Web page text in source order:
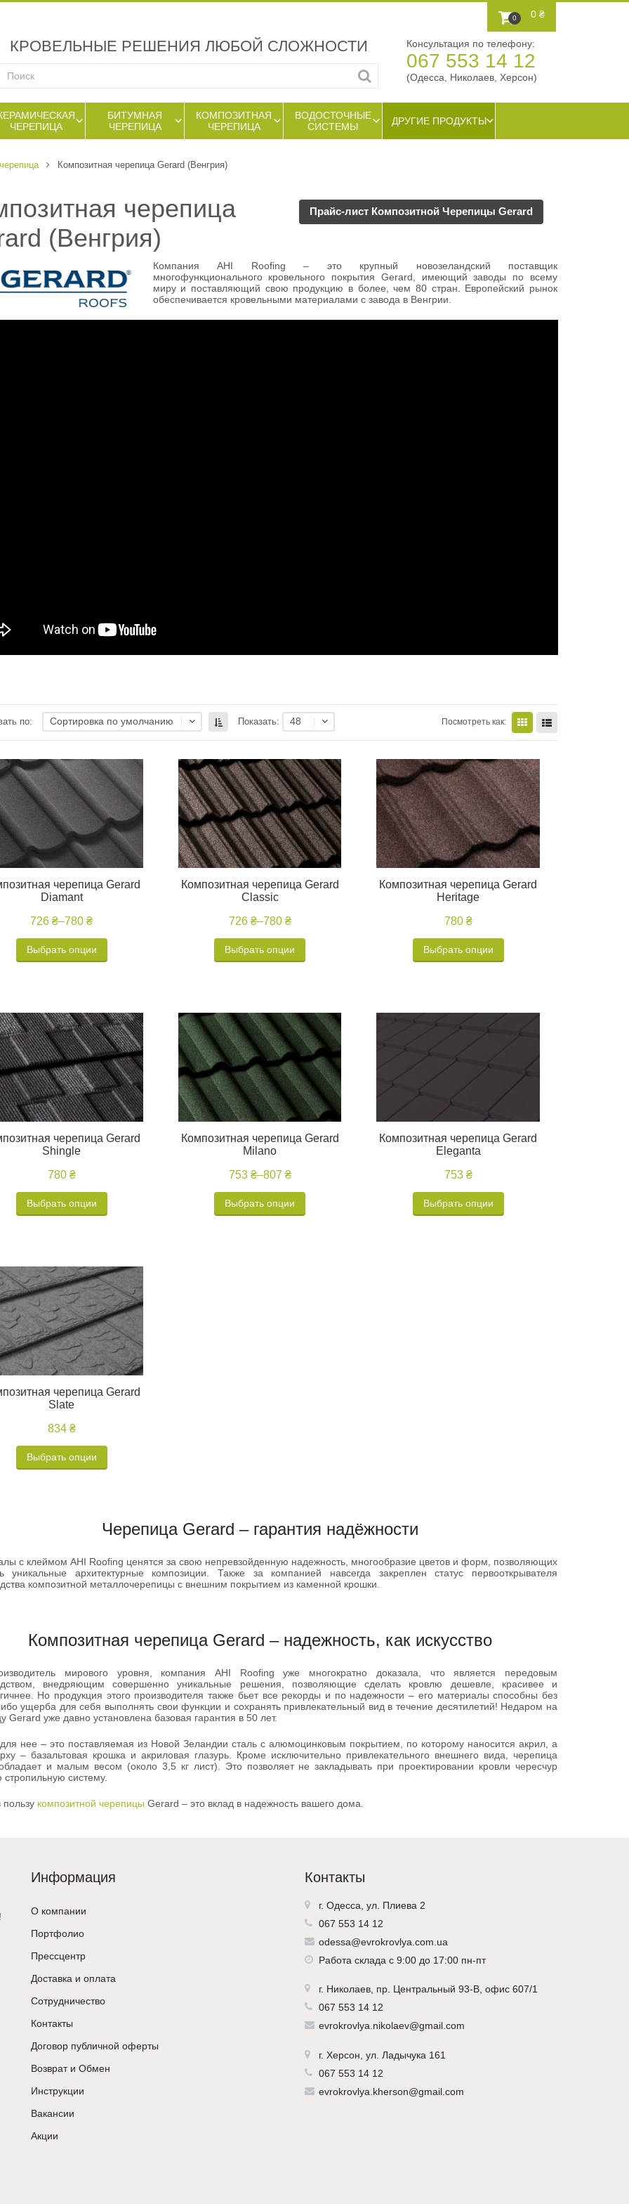
0 0 ₴
КРОВЕЛЬНЫЕ РЕШЕНИЯ ЛЮБОЙ СЛОЖНОСТИ Консультация по телефону:
067 553 14 12
(Одесса, Николаев, Херсон)
ЧЕРЕПИЦА
БИТУМНАЯ
ЧЕРЕПИЦА
КОМПОЗИТНАЯ
ЧЕРЕПИЦА
ВОДОСТОЧНЫЕ
СИСТЕМЫ
ДРУГИЕ ПРОДУКТЫ
Композитная черепица Gerard (Венгрия)
черепица
(Венгрия)
Прайс-лист Композитной Черепицы Gerard
Компания AHI Roofing – это крупный новозеландский поставщик
многофункционального кровельного покрытия Gerard, имеющий заводы по всему
миру и поставляющий свою продукцию в более, чем 80 стран. Европейский рынок
обеспечивается кровельными материалами с завода в Венгрии.
по: Сортировка по умолчанию Показать: 48 Посмотреть как:
черепица Gerard
Diamant
726 ₴–780 ₴
Выбрать опции
Композитная черепица Gerard
Classic
726 ₴–780 ₴
Выбрать опции
Композитная черепица Gerard
Heritage
780 ₴
Выбрать опции
черепица Gerard
Shingle
780 ₴
Выбрать опции
Композитная черепица Gerard
Milano
753 ₴–807 ₴
Выбрать опции
Композитная черепица Gerard
Eleganta
753 ₴
Выбрать опции
черепица Gerard
Slate
834 ₴
Выбрать опции
Черепица Gerard – гарантия надёжности
с клеймом AHI Roofing ценятся за свою непревзойденную надежность, многообразие цветов и форм, позволяющих
уникальные архитектурные композиции. Также за компанией навсегда закреплен статус первооткрывателя
композитной металлочерепицы с внешним покрытием из каменной крошки.
Композитная черепица Gerard – надежность, как искусство
мирового уровня, компания AHI Roofing уже многократно доказала, что является передовым
внедряющим совершенно уникальные решения, позволяющие сделать кровлю дешевле, красивее и
Но продукция этого производителя также бьет все рекорды и по надежности – его материалы способны без
ущерба для себя выполнять свои функции и сохранять привлекательный вид в течение десятилетий! Недаром на
Gerard уже давно установлена базовая гарантия в 50 лет.
нее – это поставляемая из Новой Зеландии сталь с алюмоцинковым покрытием, по которому наносится акрил, а
– базальтовая крошка и акриловая глазурь. Кроме исключительно привлекательного внешнего вида, черепица
и малым весом (около 3,5 кг лист). Это позволяет не закладывать при проектировании кровли чересчур
систему.
композитной черепицы Gerard – это вклад в надежность вашего дома.
Информация
О компании
Портфолио
Прессцентр
Доставка и оплата
Сотрудничество
Контакты
Договор публичной оферты
Возврат и Обмен
Инструкции
Вакансии
Акции
Контакты
г. Одесса, ул. Плиева 2
067 553 14 12
odessa@evrokrovlya.com.ua
Работа склада с 9:00 до 17:00 пн-пт
г. Николаев, пр. Центральный 93-В, офис 607/1
067 553 14 12
evrokrovlya.nikolaev@gmail.com
г. Херсон, ул. Ладычука 161
067 553 14 12
evrokrovlya.kherson@gmail.com